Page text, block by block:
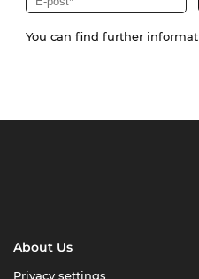
You can find further
About Us
Privacy settings